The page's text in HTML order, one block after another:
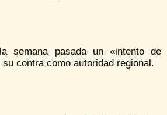
semana pasada un «intento de
contra como autoridad regional.